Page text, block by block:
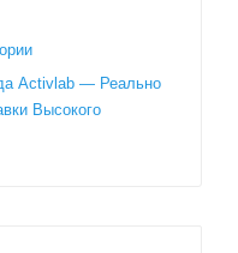
Activlab — Реально
Высокого